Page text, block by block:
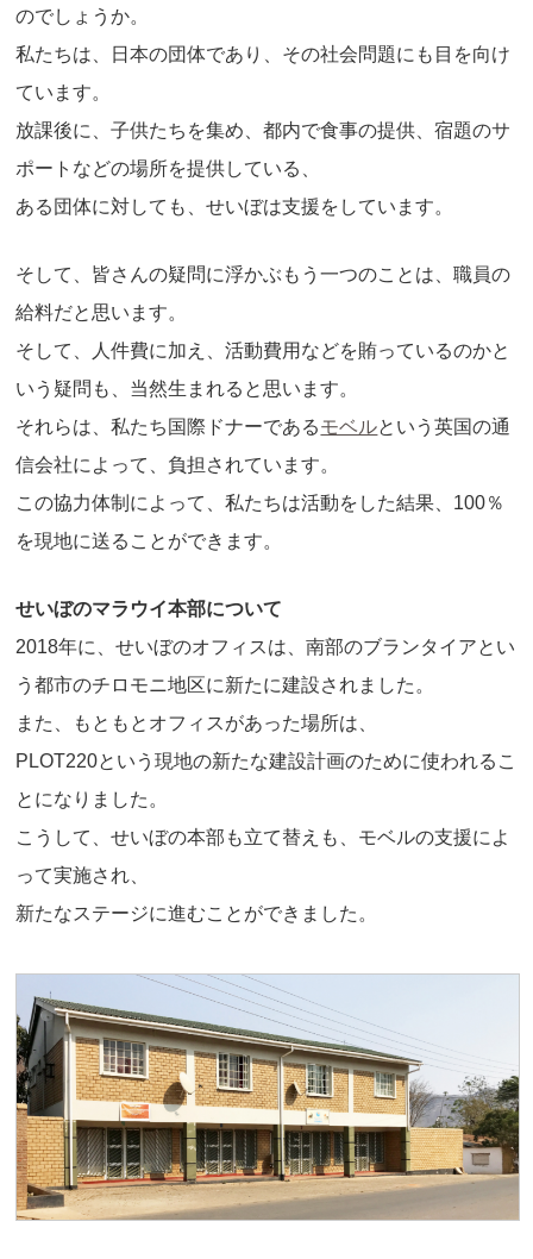
のでしょうか。
私たちは、日本の団体であり、その社会問題にも目を向け
ています。
放課後に、子供たちを集め、都内で食事の提供、宿題のサ
ポートなどの場所を提供している、
ある団体に対しても、せいぼは支援をしています。
そして、皆さんの疑問に浮かぶもう一つのことは、職員の
給料だと思います。
そして、人件費に加え、活動費用などを賄っているのかと
いう疑問も、当然生まれると思います。
それらは、私たち国際ドナーであるモベルという英国の通
信会社によって、負担されています。
この協力体制によって、私たちは活動をした結果、100％
を現地に送ることができます。
せいぼのマラウイ本部について
2018年に、せいぼのオフィスは、南部のブランタイアとい
う都市のチロモニ地区に新たに建設されました。
また、もともとオフィスがあった場所は、
PLOT220という現地の新たな建設計画のために使われるこ
とになりました。
こうして、せいぼの本部も立て替えも、モベルの支援によ
って実施され、
新たなステージに進むことができました。